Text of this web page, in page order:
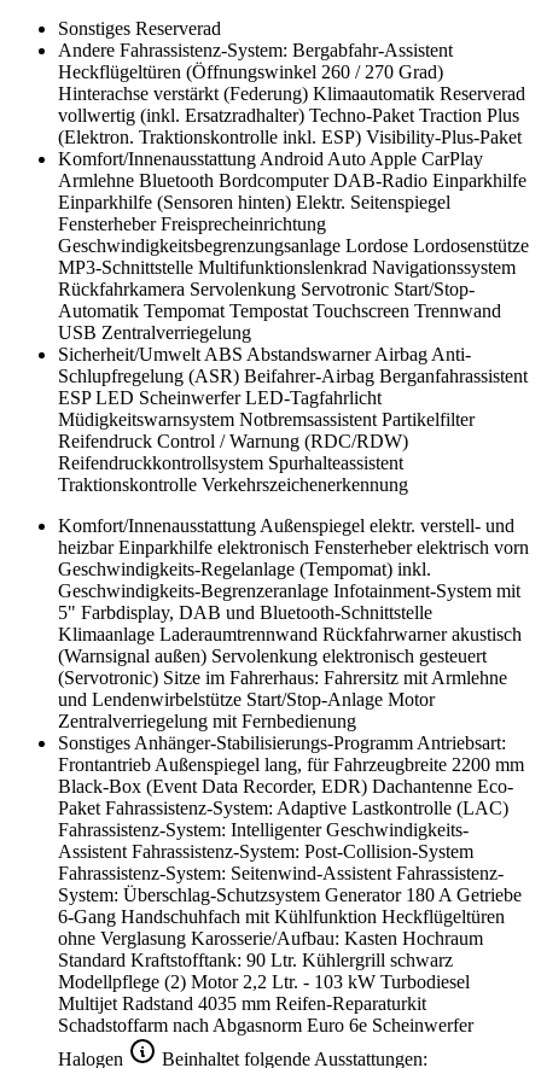
Sonstiges Reserverad
Andere Fahrassistenz-System: Bergabfahr-Assistent
Heckflügeltüren (Öffnungswinkel 260 / 270 Grad)
Hinterachse verstärkt (Federung) Klimaautomatik Reserverad
vollwertig (inkl. Ersatzradhalter) Techno-Paket Traction Plus
(Elektron. Traktionskontrolle inkl. ESP) Visibility-Plus-Paket
Komfort/Innenausstattung Android Auto Apple CarPlay
Armlehne Bluetooth BordcomputerDAB-Radio Einparkhilfe
Einparkhilfe (Sensoren hinten) Elektr. Seitenspiegel
FensterheberFreisprecheinrichtung
Geschwindigkeitsbegrenzungsanlage Lordose Lordosenstütze
MP3-Schnittstelle Multifunktionslenkrad Navigationssystem
Rückfahrkamera Servolenkung Servotronic Start/Stop-
Automatik Tempomat Tempostat Touchscreen Trennwand
USB Zentralverriegelung
Sicherheit/Umwelt ABS AbstandswarnerAirbag Anti-
Schlupfregelung (ASR) Beifahrer-Airbag Berganfahrassistent
ESPLED ScheinwerferLED-Tagfahrlicht
Müdigkeitswarnsystem Notbremsassistent Partikelfilter
Reifendruck Control / Warnung (RDC/RDW)
Reifendruckkontrollsystem Spurhalteassistent
Traktionskontrolle Verkehrszeichenerkennung
Komfort/Innenausstattung Außenspiegel elektr. verstell- und
heizbarEinparkhilfe elektronisch Fensterheber elektrisch vorn
Geschwindigkeits-Regelanlage (Tempomat) inkl.
Geschwindigkeits-Begrenzeranlage Infotainment-System mit
5" Farbdisplay, DAB und Bluetooth-Schnittstelle
Klimaanlage Laderaumtrennwand Rückfahrwarner akustisch
(Warnsignal außen) Servolenkung elektronisch gesteuert
(Servotronic) Sitze im Fahrerhaus: Fahrersitz mit Armlehne
und Lendenwirbelstütze Start/Stop-Anlage Motor
Zentralverriegelung mit Fernbedienung
Sonstiges Anhänger-Stabilisierungs-Programm Antriebsart:
Frontantrieb Außenspiegel lang, für Fahrzeugbreite 2200 mm
Black-Box (Event Data Recorder, EDR) Dachantenne Eco-
Paket Fahrassistenz-System: Adaptive Lastkontrolle (LAC)
Fahrassistenz-System: Intelligenter Geschwindigkeits-
Assistent Fahrassistenz-System: Post-Collision-System
Fahrassistenz-System: Seitenwind-Assistent Fahrassistenz-
System: Überschlag-Schutzsystem Generator 180 A Getriebe
6-Gang Handschuhfach mit Kühlfunktion Heckflügeltüren
ohne Verglasung Karosserie/Aufbau: Kasten Hochraum
Standard Kraftstofftank: 90 Ltr. Kühlergrill schwarz
Modellpflege (2) Motor 2,2 Ltr. - 103 kW Turbodiesel
Multijet Radstand 4035 mm Reifen-Reparaturkit
Schadstoffarm nach Abgasnorm Euro 6e Scheinwerfer
Halogen
Beinhaltet folgende Ausstattungen: